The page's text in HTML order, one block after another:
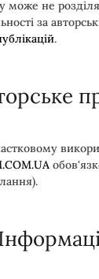
може не
за
.